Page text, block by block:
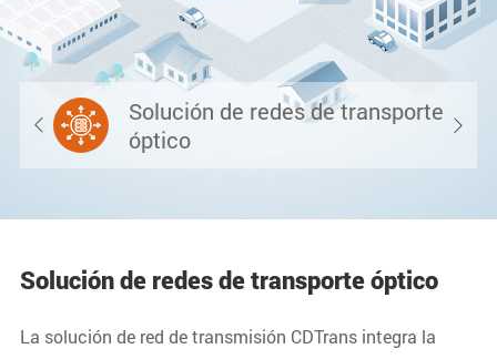
Solución de redes de transporte óptico
La solución de red de transmisión CDTrans integra la
Solución de redes de transporte
óptico
 